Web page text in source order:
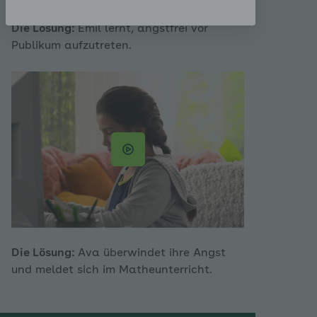
Die Lösung:Emil lernt, angstfrei vor
Publikum aufzutreten.
Die Lösung: Ava überwindet ihre Angst
und meldet sich im Matheunterricht.